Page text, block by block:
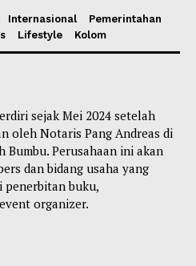
Internasional
Pemerintahan
Lifestyle Kolom
sejak Mei 2024 setelah
oleh Notaris Pang Andreas di
Bumbu. Perusahaan ini akan
dan bidang usaha yang
penerbitan buku,
organizer.